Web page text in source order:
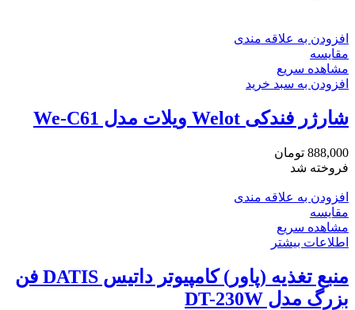
افزودن به علاقه مندی
مقایسه
مشاهده سریع
افزودن به سبد خرید
شارژر فندکی Welot ویلات مدل We-C61
888,000 تومان
فروخته شد
افزودن به علاقه مندی
مقایسه
مشاهده سریع
اطلاعات بیشتر
منبع تغذیه (پاور) کامپیوتر داتیس DATIS فن
بزرگ مدل DT-230W